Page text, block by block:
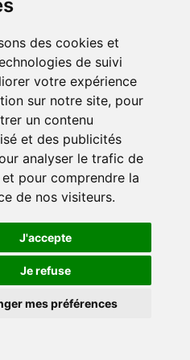
des cookies et
de suivi
votre expérience
sur notre site, pour
un contenu
et des publicités
analyser le trafic de
pour comprendre la
de nos visiteurs.
J'accepte
Je refuse
mes préférences